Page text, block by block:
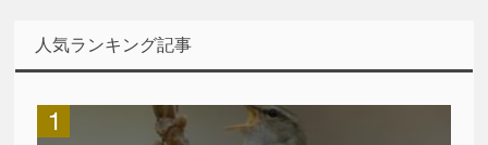
人気ランキング記事